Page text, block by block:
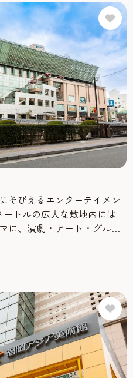
ら雑貨まで約140店の専門店
オーパ」をはじめ、良質の
、家電までフルアイテムが
とても回りきれない
しだ。
日に利用したいお洒落な
トフードまで、和・洋・中
ノースビルには観光客から
、お買物の休憩にも便利な
などバラエティ豊かなお店
は、ミュージカルや演劇を
や、13のスクリーンを持
イテッド・シネマ キャナ
ＵＦＯキャッチャーなどを
」など、遊び心を満たし
設も盛りだくさん。
そびえるエンターテイメン
ートルの広大な敷地内には
に、演劇・アート・グル
多彩な施設が集まってい
下鉄中洲川端駅から直結し
。